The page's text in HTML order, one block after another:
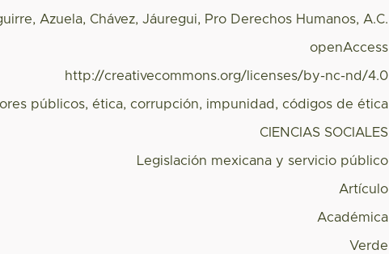
Azuela, Chávez, Jáuregui, Pro Derechos Humanos, A.C.
openAccess
http://creativecommons.org/licenses/by-nc-nd/4.0
públicos, ética, corrupción, impunidad, códigos de ética
CIENCIAS SOCIALES
Legislación mexicana y servicio público
Artículo
Académica
Verde